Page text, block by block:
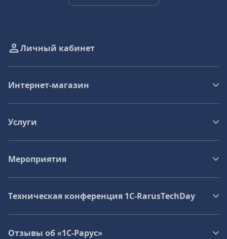
Личный кабинет
Интернет-магазин
Услуги
Мероприятия
Техническая конференция 1C‑RarusTechDay
Отзывы об «1С-Рарус»